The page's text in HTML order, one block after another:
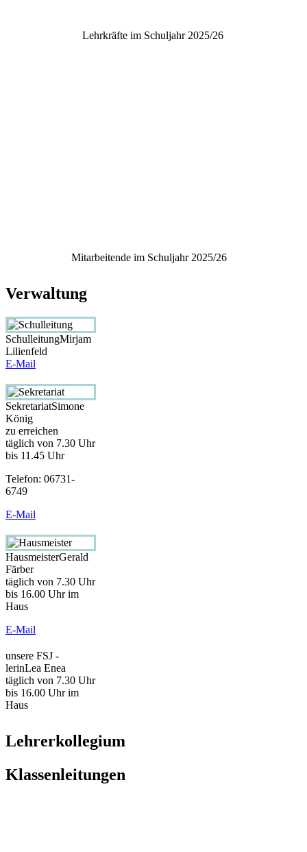
Lehrkräfte im Schuljahr 2025/26
Mitarbeitende im Schuljahr 2025/26
Verwaltung
SchulleitungMirjam
Lilienfeld
E-Mail
SekretariatSimone
König
zu erreichen
täglich von 7.30 Uhr
bis 11.45 Uhr
Telefon: 06731-
6749
E-Mail
HausmeisterGerald
Färber
täglich von 7.30 Uhr
bis 16.00 Uhr im
Haus
E-Mail
unsere FSJ -
lerinLea Enea
täglich von 7.30 Uhr
bis 16.00 Uhr im
Haus
Lehrerkollegium
Klassenleitungen